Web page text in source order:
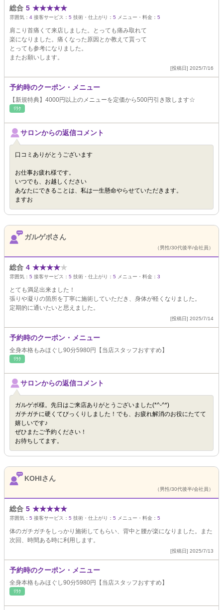
総合 5 ★★★★★
雰囲気： 4 接客サービス： 5 技術・仕上がり： 5 メニュー・料金： 5
肩こり首痛くて来店しました。とっても痛み取れて
楽になりました。痛くなった原因とか教えて貰って
とっても参考になりました。
またお願いします。
[投稿日] 2025/7/16
予約時のクーポン・メニュー
【新規特典】4000円以上のメニューを定価から500円引き致します☆
ﾘﾗｸ
サロンからの返信コメント
口コミありがとうございます
お仕事お疲れ様です。
いつでも、お越しください
あなたにできることは、私は一生懸命やらせていただきます。
ますお
ガルゲボさん
（男性/30代後半/会社員）
総合 4 ★★★★★
雰囲気： 5 接客サービス： 5 技術・仕上がり： 5 メニュー・料金： 3
とても満足出来ました！
張りや凝りの箇所を丁寧に施術していただき、身体が軽くなりました。
定期的に通いたいと思えました。
[投稿日] 2025/7/14
予約時のクーポン・メニュー
全身本格もみほぐし90分5980円【当店スタッフおすすめ】
ﾘﾗｸ
サロンからの返信コメント
ガルゲボ様。先日はご来店ありがとうございました(*^-^*)
ガチガチに硬くてびっくりしました！でも、お疲れ解消のお役にたてて
嬉しいです♪
ぜひまたご予約ください！
お待ちしてます。
KOHIさん
（男性/30代後半/会社員）
総合 5 ★★★★★
雰囲気： 5 接客サービス： 5 技術・仕上がり： 5 メニュー・料金： 5
体のガチガチをしっかり施術してもらい、背中と腰が楽になりました。また
次回、時間ある時に利用します。
[投稿日] 2025/7/13
予約時のクーポン・メニュー
全身本格もみほぐし90分5980円【当店スタッフおすすめ】
ﾘﾗｸ